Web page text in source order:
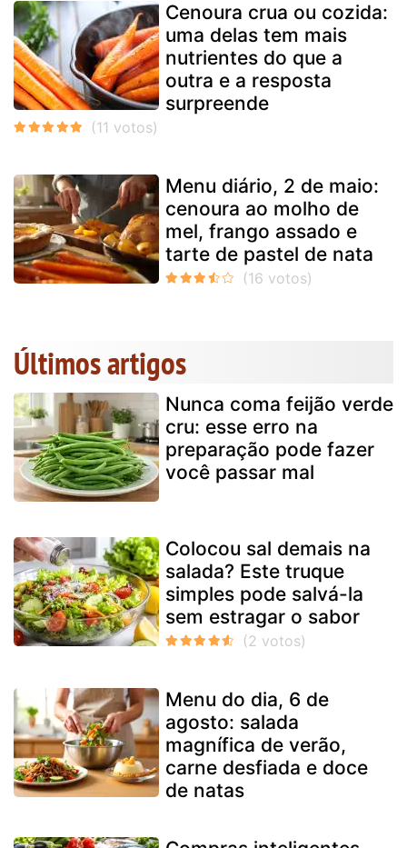
Cenoura crua ou cozida:
uma delas tem mais
nutrientes do que a
outra e a resposta
surpreende
Menu diário, 2 de maio:
cenoura ao molho de
mel, frango assado e
tarte de pastel de nata
Últimos artigos
Nunca coma feijão verde
cru: esse erro na
preparação pode fazer
você passar mal
Colocou sal demais na
salada? Este truque
simples pode salvá-la
sem estragar o sabor
Menu do dia, 6 de
agosto: salada
magnífica de verão,
carne desfiada e doce
de natas